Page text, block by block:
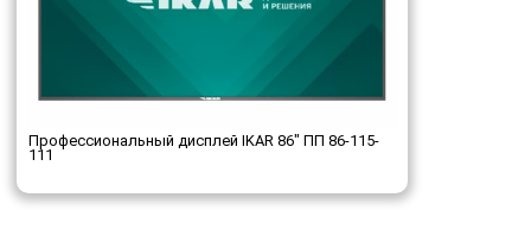
Профессиональный дисплей IKAR 86" ПП 86-115-
111